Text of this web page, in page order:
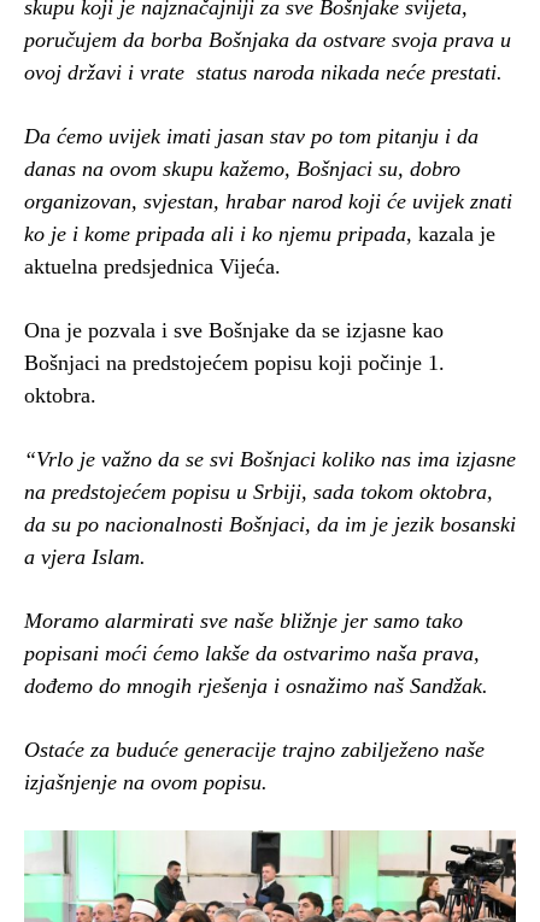
skupu koji je najznačajniji za sve Bošnjake svijeta,
poručujem da borba Bošnjaka da ostvare svoja prava u
ovoj državi i vrate status naroda nikada neće prestati.
Da ćemo uvijek imati jasan stav po tom pitanju i da
danas na ovom skupu kažemo, Bošnjaci su, dobro
organizovan, svjestan, hrabar narod koji će uvijek znati
ko je i kome pripada ali i ko njemu pripada, kazala je
aktuelna predsjednica Vijeća.
Ona je pozvala i sve Bošnjake da se izjasne kao
Bošnjaci na predstojećem popisu koji počinje 1.
oktobra.
“Vrlo je važno da se svi Bošnjaci koliko nas ima izjasne
na predstojećem popisu u Srbiji, sada tokom oktobra,
da su po nacionalnosti Bošnjaci, da im je jezik bosanski
a vjera Islam.
Moramo alarmirati sve naše bližnje jer samo tako
popisani moći ćemo lakše da ostvarimo naša prava,
dođemo do mnogih rješenja i osnažimo naš Sandžak.
Ostaće za buduće generacije trajno zabilježeno naše
izjašnjenje na ovom popisu.